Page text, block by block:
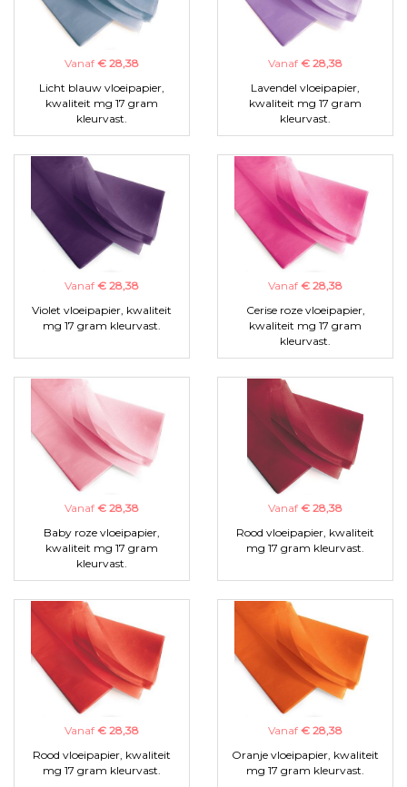
Vanaf € 28,38
Licht blauw vloeipapier,
kwaliteit mg 17 gram
kleurvast.
Vanaf € 28,38
Lavendel vloeipapier,
kwaliteit mg 17 gram
kleurvast.
Vanaf € 28,38
Violet vloeipapier, kwaliteit
mg 17 gram kleurvast.
Vanaf € 28,38
Cerise roze vloeipapier,
kwaliteit mg 17 gram
kleurvast.
Vanaf € 28,38
Baby roze vloeipapier,
kwaliteit mg 17 gram
kleurvast.
Vanaf € 28,38
Rood vloeipapier, kwaliteit
mg 17 gram kleurvast.
Vanaf € 28,38
Rood vloeipapier, kwaliteit
mg 17 gram kleurvast.
Vanaf € 28,38
Oranje vloeipapier, kwaliteit
mg 17 gram kleurvast.